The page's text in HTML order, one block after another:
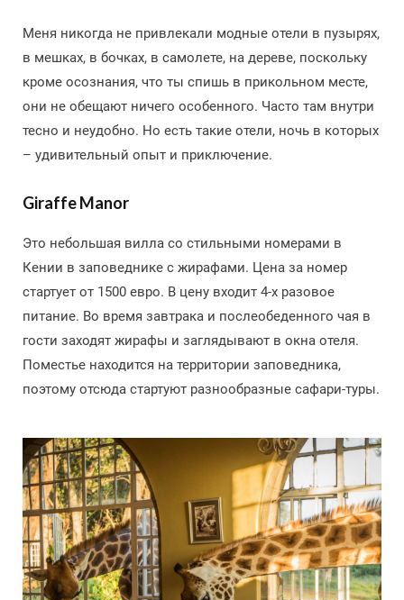
Меня никогда не привлекали модные отели в пузырях,
в мешках, в бочках, в самолете, на дереве, поскольку
кроме осознания, что ты спишь в прикольном месте,
они не обещают ничего особенного. Часто там внутри
тесно и неудобно. Но есть такие отели, ночь в которых
– удивительный опыт и приключение.
Giraffe Manor
Это небольшая вилла со стильными номерами в
Кении в заповеднике с жирафами. Цена за номер
стартует от 1500 евро. В цену входит 4-х разовое
питание. Во время завтрака и послеобеденного чая в
гости заходят жирафы и заглядывают в окна отеля.
Поместье находится на территории заповедника,
поэтому отсюда стартуют разнообразные сафари-туры.